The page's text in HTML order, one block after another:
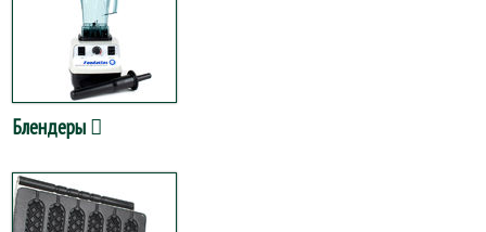
Блендеры